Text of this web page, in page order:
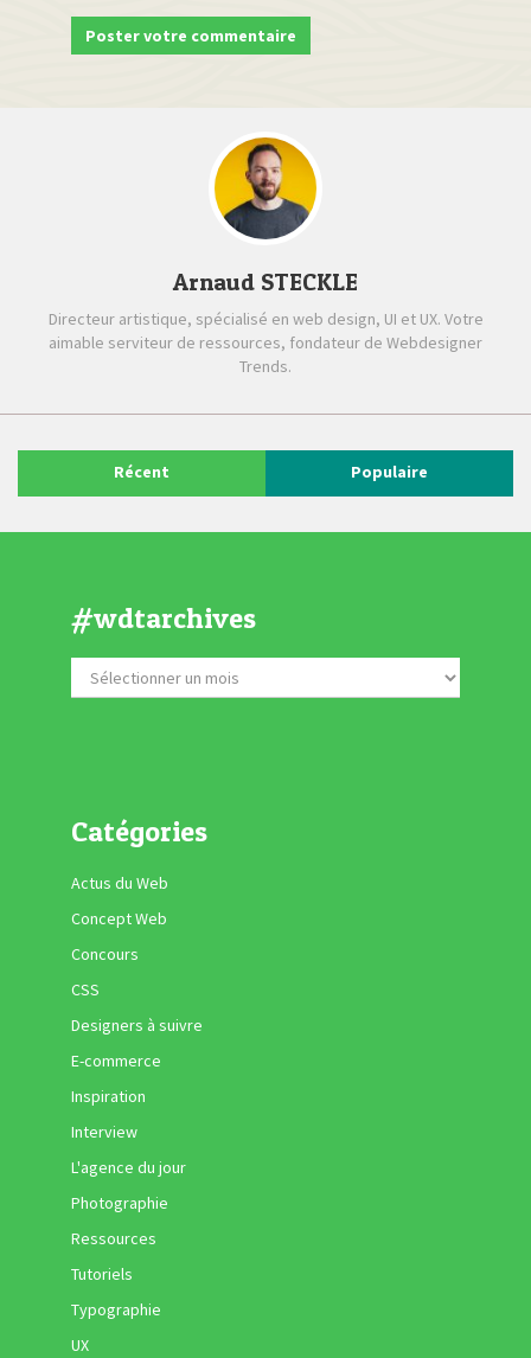
Arnaud STECKLE
Directeur artistique, spécialisé en web design, UI et UX. Votre
aimable serviteur de ressources, fondateur de Webdesigner
Trends.
Récent Populaire
#wdtarchives
Catégories
Actus du Web
Concept Web
Concours
CSS
Designers à suivre
E-commerce
Inspiration
Interview
L'agence du jour
Photographie
Ressources
Tutoriels
Typographie
UX